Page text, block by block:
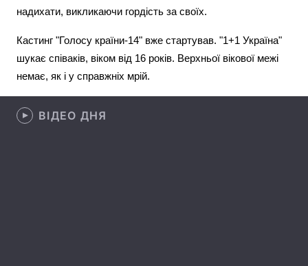
Техно і зв'язок Лайт
Зброя Інциденти
Здоров'я
надихати, викликаючи гордість за своїх.
Кастинг "Голосу країни-14" вже стартував. "1+1 Україна"
шукає співаків, віком від 16 років. Верхньої вікової межі
немає, як і у справжніх мрій.
ВІДЕО ДНЯ